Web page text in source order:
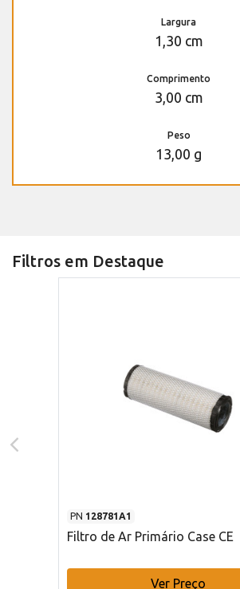
Largura
1,30 cm
Comprimento
3,00 cm
Peso
13,00 g
Filtros em Destaque
PN 128781A1
Filtro de Ar Primário Case CE
Ver Preço